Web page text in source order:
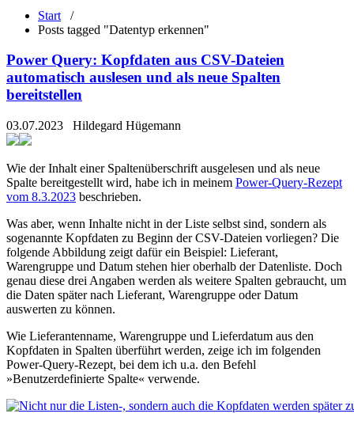
Start /
Posts tagged "Datentyp erkennen"
Power Query: Kopfdaten aus CSV-Dateien
automatisch auslesen und als neue Spalten
bereitstellen
03.07.2023 Hildegard Hügemann
Wie der Inhalt einer Spaltenüberschrift ausgelesen und als neue
Spalte bereitgestellt wird, habe ich in meinem Power-Query-Rezept
vom 8.3.2023 beschrieben.
Was aber, wenn Inhalte nicht in der Liste selbst sind, sondern als
sogenannte Kopfdaten zu Beginn der CSV-Dateien vorliegen? Die
folgende Abbildung zeigt dafür ein Beispiel: Lieferant,
Warengruppe und Datum stehen hier oberhalb der Datenliste. Doch
genau diese drei Angaben werden als weitere Spalten gebraucht, um
die Daten später nach Lieferant, Warengruppe oder Datum
auswerten zu können.
Wie Lieferantenname, Warengruppe und Lieferdatum aus den
Kopfdaten in Spalten überführt werden, zeige ich im folgenden
Power-Query-Rezept, bei dem ich u.a. den Befehl
»Benutzerdefinierte Spalte« verwende.